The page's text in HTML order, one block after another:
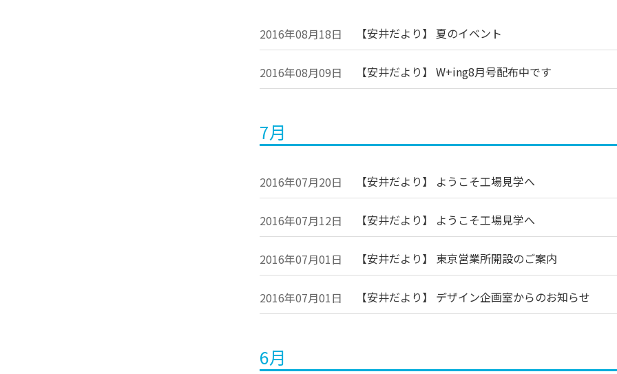
2016年08月18日 【安井だより】 夏のイベント
2016年08月09日 【安井だより】 W+ing8月号配布中です
7月
2016年07月20日 【安井だより】 ようこそ工場見学へ
2016年07月12日 【安井だより】 ようこそ工場見学へ
2016年07月01日 【安井だより】 東京営業所開設のご案内
2016年07月01日 【安井だより】 デザイン企画室からのお知らせ
6月